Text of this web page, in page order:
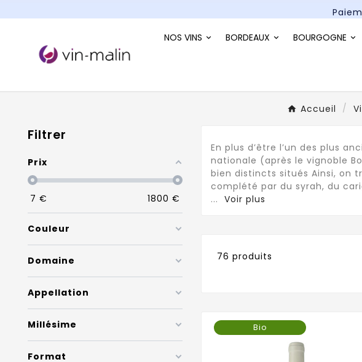
NOS VINS BORDEAUX BOURGOGNE
Accueil
Filtrer
Prix
7 € 1800 €
Couleur
Domaine
Appellation
Millésime
Format
En plus d’être l’un des plus
nationale (après le vignoble
bien distincts situés Ainsi, on
complété par du syrah, du
...Voir plus
76 produits
Bio